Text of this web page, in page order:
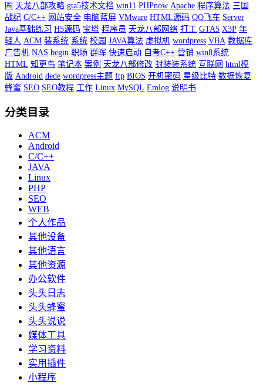
圈 天龙八部攻略 gta5技术文档 win11 PHPnow Apache 程序算法 三国
战纪 C/C++ 网站安全 电脑蓝屏 VMware HTML源码 QQ飞车 Server
Java基础练习 H5源码 宝塔 程序员 天龙八部网络 打工 GTA5 X3P 年
轻人 ACM 装系统 系统 校园 JAVA算法 虚拟机 wordpress VBA 数据库
广告机 NAS begin 职场 群晖 快速启动 自考C++ 营销 win8系统
HTML 知更鸟 笔记本 案例 天龙八部修改 封装装系统 互联网 html模
版 Android dede wordpress主题 ftp BIOS 开机密码 星级比特 数据恢复
蜂蜜 SEO SEO教程 工作 Linux MySQL Emlog 说明书
分类目录
ACM
Android
C/C++
JAVA
Linux
PHP
SEO
WEB
个人作品
其他设备
其他语言
其他资源
办公软件
头头日志
头头蜂蜜
头头说说
媒体工具
学习资料
实用插件
小程序